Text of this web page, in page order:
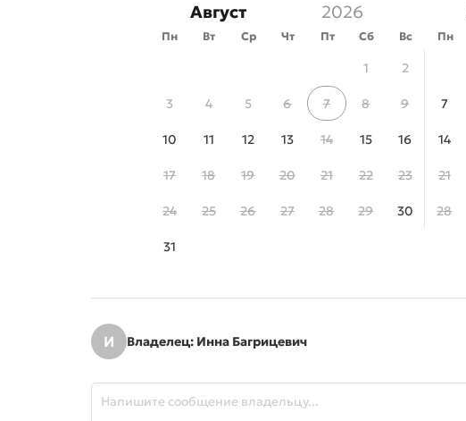
Август
Пн Вт Ср Чт Пт Сб Вс Пн
1 2
3 4 5 6 7 8 9
10 11 12 13 14 15 16
17 18 19 20 21 22 23
24 25 26 27 28 29 30
31
7
14
21
28
И Владелец: Инна Багрицевич